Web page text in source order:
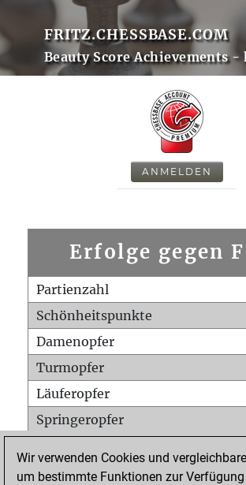
FRITZ.CHESSBASE.COM
Beauty Score Achievements -
ANMELDEN
Erfolge gegen
Partienzahl
Schönheitspunkte
Damenopfer
Turmopfer
Läuferopfer
Springeropfer
Matt auf vollem Brett
Wir verwenden Cookies und
um bestimmte Funktionen zur